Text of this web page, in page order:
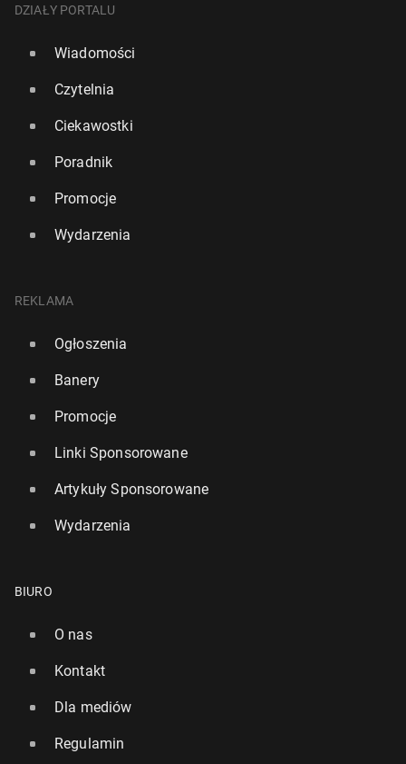
DZIAŁY PORTALU
Wiadomości
Czytelnia
Ciekawostki
Poradnik
Promocje
Wydarzenia
REKLAMA
Ogłoszenia
Banery
Promocje
Linki Sponsorowane
Artykuły Sponsorowane
Wydarzenia
BIURO
O nas
Kontakt
Dla mediów
Regulamin